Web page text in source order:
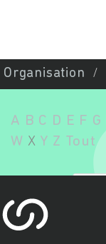
Organisation
A B C D E F G
W X Y Z Tout